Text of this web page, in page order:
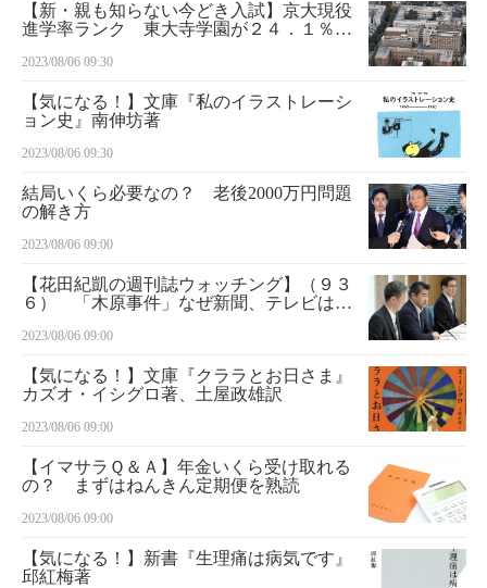
【新・親も知らない今どき入試】京大現役
進学率ランク 東大寺学園が２４．１％で
2023/08/06 09:30
【気になる！】文庫『私のイラストレーシ
ョン史』南伸坊著
2023/08/06 09:30
結局いくら必要なの？ 老後2000万円問題
の解き方
2023/08/06 09:00
【花田紀凱の週刊誌ウォッチング】（９３
６） 「木原事件」なぜ新聞、テレビはス
2023/08/06 09:00
【気になる！】文庫『クララとお日さま』
カズオ・イシグロ著、土屋政雄訳
2023/08/06 09:00
【イマサラＱ＆Ａ】年金いくら受け取れる
の？ まずはねんきん定期便を熟読
2023/08/06 09:00
【気になる！】新書『生理痛は病気です』
邱紅梅著